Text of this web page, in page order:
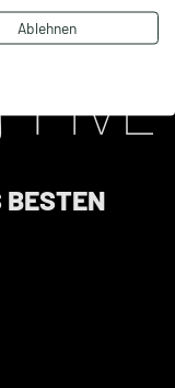
Ablehnen